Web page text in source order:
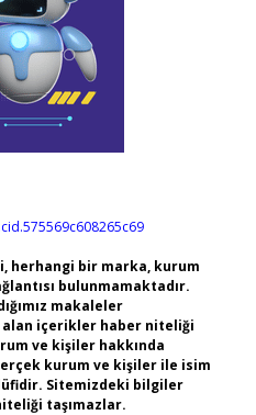
herhangi bir marka, kurum
bulunmamaktadır.
makaleler
alan içerikler haber niteliği
ve kişiler hakkında
kurum ve kişiler ile isim
Sitemizdeki bilgiler
taşımazlar.